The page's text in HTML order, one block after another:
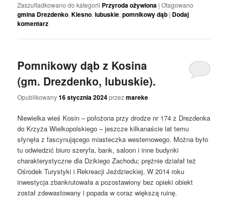
Zaszufladkowano do kategorii Przyroda ożywiona |Otagowano
gmina Drezdenko,Klesno,lubuskie,pomnikowy dąb | Dodaj
komentarz
Pomnikowy dąb z Kosina
(gm. Drezdenko, lubuskie).
Opublikowany16 stycznia 2024przezmareke
Niewielka wieś Kosin – położona przy drodze nr 174 z Drezdenka
do Krzyża Wielkopolskiego – jeszcze kilkanaście lat temu
słynęła z fascynującego miasteczka westernowego. Można było
tu odwiedzić biuro szeryfa, bank, saloon i inne budynki
charakterystyczne dla Dzikiego Zachodu; prężnie działał też
Ośrodek Turystyki i Rekreacji Jeździeckiej. W 2014 roku
inwestycja zbankrutowała a pozostawiony bez opieki obiekt
został zdewastowany i popada w coraz większą ruinę.